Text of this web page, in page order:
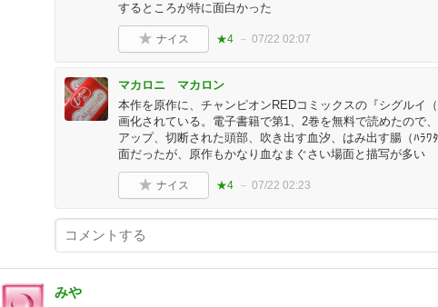
するところが特に面白かった
ナイス ★4 07/22 02:07
マカロニ マカロン
本作を原作に、チャンピオンREDコミックスの『シグルイ
画化されている。電子書籍で第1、2巻を無料で読めたので
アップ、切断された頭部、吹き出す血汐、はみ出す腸（ﾊﾗ
面だったが、原作もかなり血なまぐさい場面と描写が多い
ナイス ★4 07/22 02:23
みや